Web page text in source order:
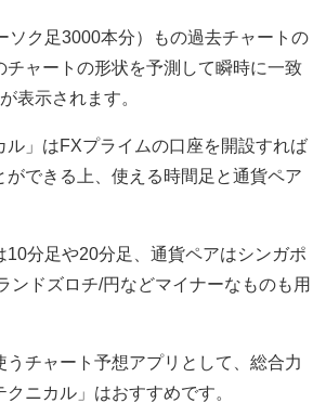
ソク足3000本分）もの過去チャートの
チャートの形状を予測して瞬時に一致
表示されます。
ル」はFXプライムの口座を開設すれば
ができる上、使える時間足と通貨ペア
10分足や20分足、通貨ペアはシンガポ
ンドズロチ/円などマイナーなものも用
うチャート予想アプリとして、総合力
ニカル」はおすすめです。